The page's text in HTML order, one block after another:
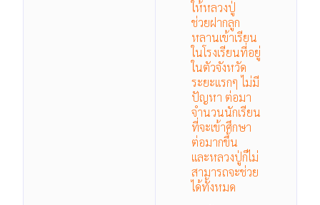
ให้หลวงปู่
ช่วยฝากลูก
หลานเข้าเรียน
ในโรงเรียนที่อยู่
ในตัวจังหวัด
ระยะแรกๆ ไม่มี
ปัญหา ต่อมา
จำนวนนักเรียน
ที่จะเข้าศึกษา
ต่อมากขึ้น
และหลวงปู่ก็ไม่
สามารถจะช่วย
ได้ทั้งหมด